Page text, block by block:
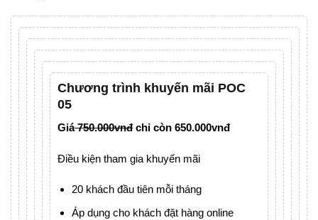
Chương trình khuyến mãi POC
05
Giá750.000vnđchỉ còn 650.000vnđ
Điều kiện tham gia khuyến mãi
20 khách đầu tiên mỗi tháng
Áp dụng cho khách đặt hàng online